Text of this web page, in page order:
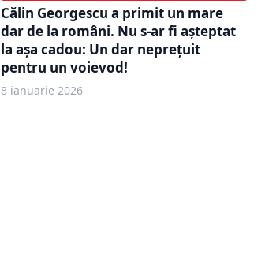
Călin Georgescu a primit un mare
dar de la români. Nu s-ar fi așteptat
la așa cadou: Un dar neprețuit
pentru un voievod!
8 ianuarie 2026